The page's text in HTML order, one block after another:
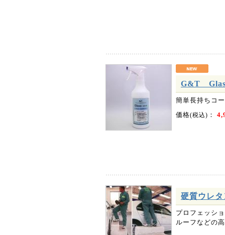
G&T
簡単長持ちコ
価格(税込) ：
硬質ウレ
プロフェッシ
ルーフなどの